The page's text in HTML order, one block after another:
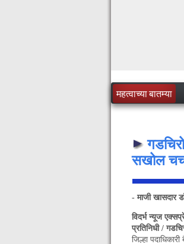
महत्वाच्या बातम्या
सखोल
- माजी खासदार
विदर्भ न्यूज
प्रतिनिधी /
जिल्हा